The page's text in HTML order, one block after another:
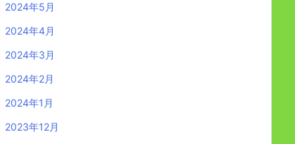
2024年5月
2024年4月
2024年3月
2024年2月
2024年1月
2023年12月